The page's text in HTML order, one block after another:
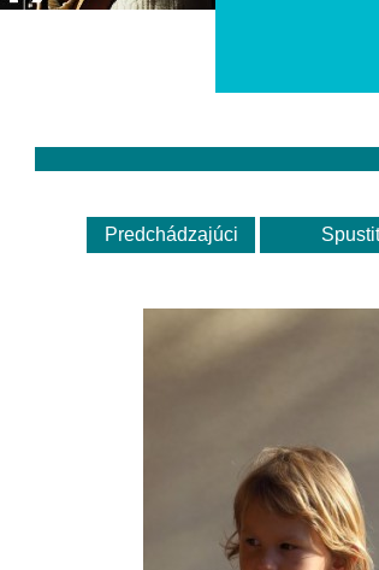
Predchádzajúci